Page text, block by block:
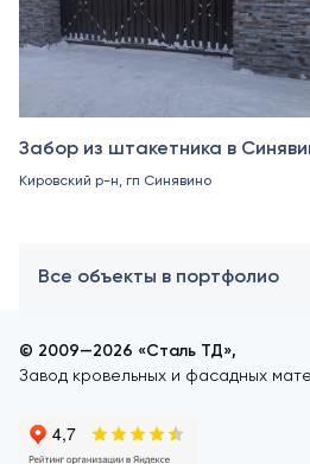
Забор из штакетника в
Кировский р-н, гп Синявино
Все объекты в портфолио
© 2009—2026 «Сталь ТД»,
Завод кровельных и фасадных